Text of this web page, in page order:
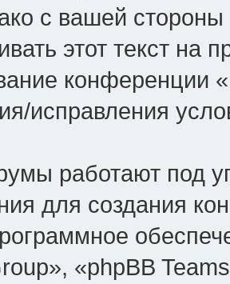
с вашей
этот текст на
конференции
исправления
работают под
для создания
«phpBB